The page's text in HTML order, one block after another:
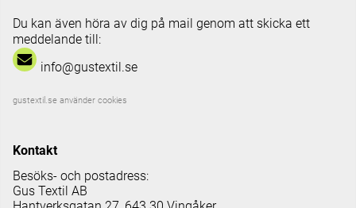
Du kan även höra av dig på mail genom att skicka ett
meddelande till:
info@gustextil.se
gustextil.se använder cookies
Kontakt
Besöks- och postadress:
Gus Textil AB